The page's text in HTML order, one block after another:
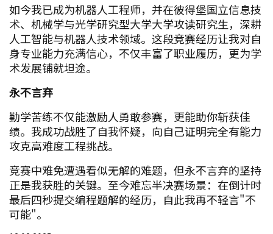
如今我已成为机器人工程师，并在彼得堡国立信息技
术、机械学与光学研究型大学大学攻读研究生，深耕
人工智能与机器人技术领域。这段竞赛经历让我对自
身专业能力充满信心，不仅丰富了职业履历，更为学
术发展铺就坦途。
永不言弃
勤学苦练不仅能激励人勇敢参赛，更能助你斩获佳
绩。我成功战胜了自我怀疑，向自己证明完全有能力
攻克高难度工程挑战。
竞赛中难免遭遇看似无解的难题，但永不言弃的坚持
正是我获胜的关键。至今难忘半决赛场景：在倒计时
最后四秒提交编程题解的经历，自此我再不轻言"不
可能"。